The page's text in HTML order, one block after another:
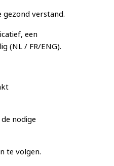
gezond verstand.
een
(NL / FR/ENG).
nodige
te volgen.